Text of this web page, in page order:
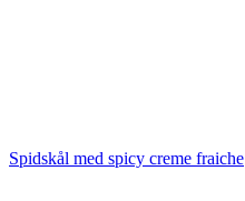
Spidskål med spicy creme fraiche